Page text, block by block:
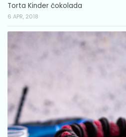
Torta Kinder čokolada
6 APR, 2018